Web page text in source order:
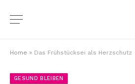
Home » Das Frühstücksei als Herzschutz
GESUND BLEIBEN